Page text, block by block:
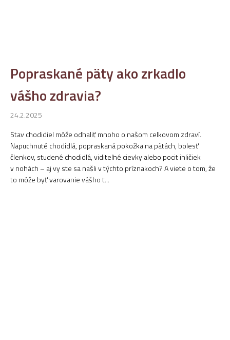
Popraskané päty ako zrkadlo
vášho zdravia?
24.2.2025
Stav chodidiel môže odhaliť mnoho o našom celkovom zdraví.
Napuchnuté chodidlá, popraskaná pokožka na pätách, bolesť
členkov, studené chodidlá, viditeľné cievky alebo pocit ihličiek
v nohách – aj vy ste sa našli v týchto príznakoch? A viete o tom, že
to môže byť varovanie vášho t...